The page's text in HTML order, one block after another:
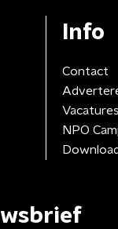
Info
Contact
Vacatures
NPO